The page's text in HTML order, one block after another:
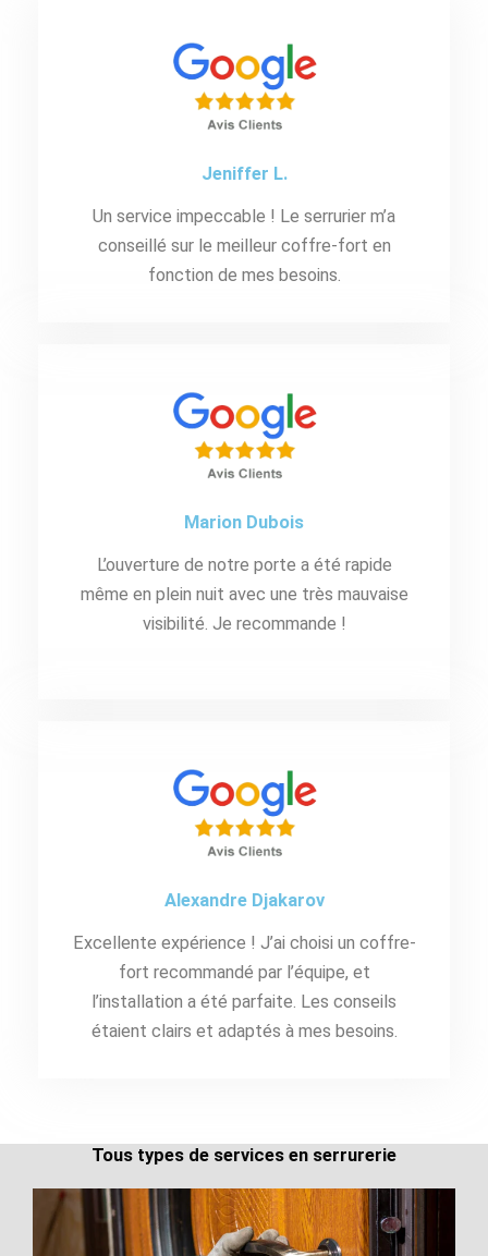
Jeniffer L.
Un service impeccable ! Le serrurier m’a
conseillé sur le meilleur coffre-fort en
fonction de mes besoins.
Marion Dubois
L’ouverture de notre porte a été rapide
même en plein nuit avec une très mauvaise
visibilité. Je recommande !
Alexandre Djakarov
Excellente expérience ! J’ai choisi un coffre-
fort recommandé par l’équipe, et
l’installation a été parfaite. Les conseils
étaient clairs et adaptés à mes besoins.
Tous types de services en serrurerie